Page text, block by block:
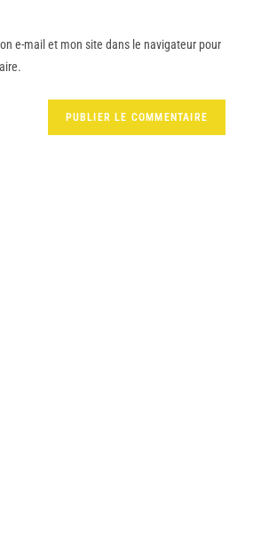
e-mail et mon site dans le navigateur pour